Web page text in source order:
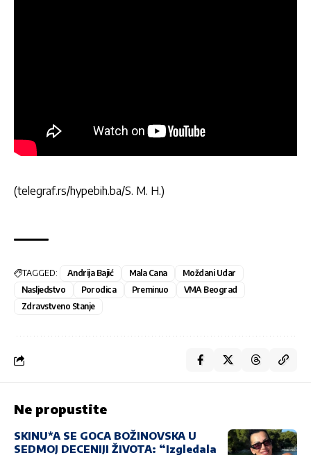
(telegraf.rs/hypebih.ba/S. M. H.)
TAGGED: Andrija Bajić Mala Cana
Moždani Udar
Nasljedstvo
Porodica Preminuo
VMA Beograd
Zdravstveno Stanje
Ne propustite
SKINU*A SE GOCA BOŽINOVSKA U
SEDMOJ DECENIJI ŽIVOTA: “Izgledala